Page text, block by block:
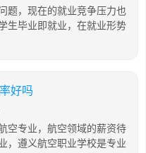
题，现在的就业竞争压力也
生毕业即就业，在就业形势
好吗
空专业，航空领域的薪资待
，遵义航空职业学校是专业